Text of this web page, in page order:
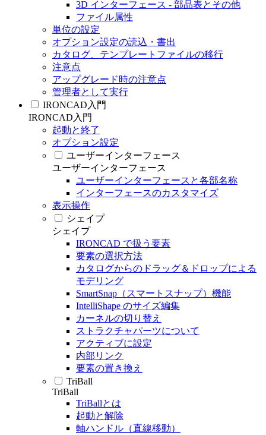
3D インターフェース - 部品表とその他
ファイル属性
単位の設定
オプション設定の読込・書出
カタログ、テンプレートファイルの移行
注意点
アップグレード時の注意点
管理者として実行
IRONCAD入門
IRONCAD入門
起動と終了
オプション設定
ユーザーインターフェース
ユーザーインターフェース
ユーザーインターフェースと各部名称
インターフェースのカスタマイズ
表示操作
シェイプ
シェイプ
IRONCAD で扱う要素
要素の選択方法
カタログからのドラッグ＆ドロップによる
モデリング
SmartSnap（スマートスナップ）機能
IntelliShape のサイズ編集
カーネルの切り替え
ストラクチャパーツについて
アクティブに設定
内部リンク
要素の置き換え
TriBall
TriBall
TriBallとは
起動と解除
軸ハンドル（直線移動）